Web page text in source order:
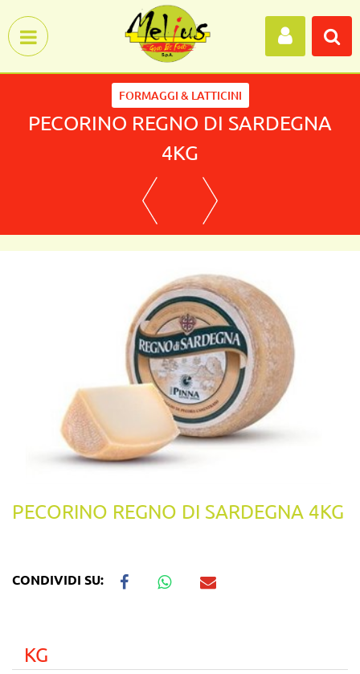
FORMAGGI & LATTICINI
PECORINO REGNO DI SARDEGNA
4KG
PECORINO REGNO DI SARDEGNA 4KG
CONDIVIDI SU:
KG